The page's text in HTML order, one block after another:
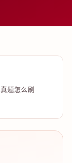
真题怎么刷